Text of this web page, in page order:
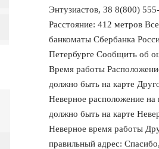
Энтузиастов, 38 8(800)
Расстояние: 412 метров
банкоматы Сбербанка
Петербурге Сообщить об
Время работы
должно быть на карте
Неверное расположение на
должно быть на карте
Неверное время работы
правильный адрес: